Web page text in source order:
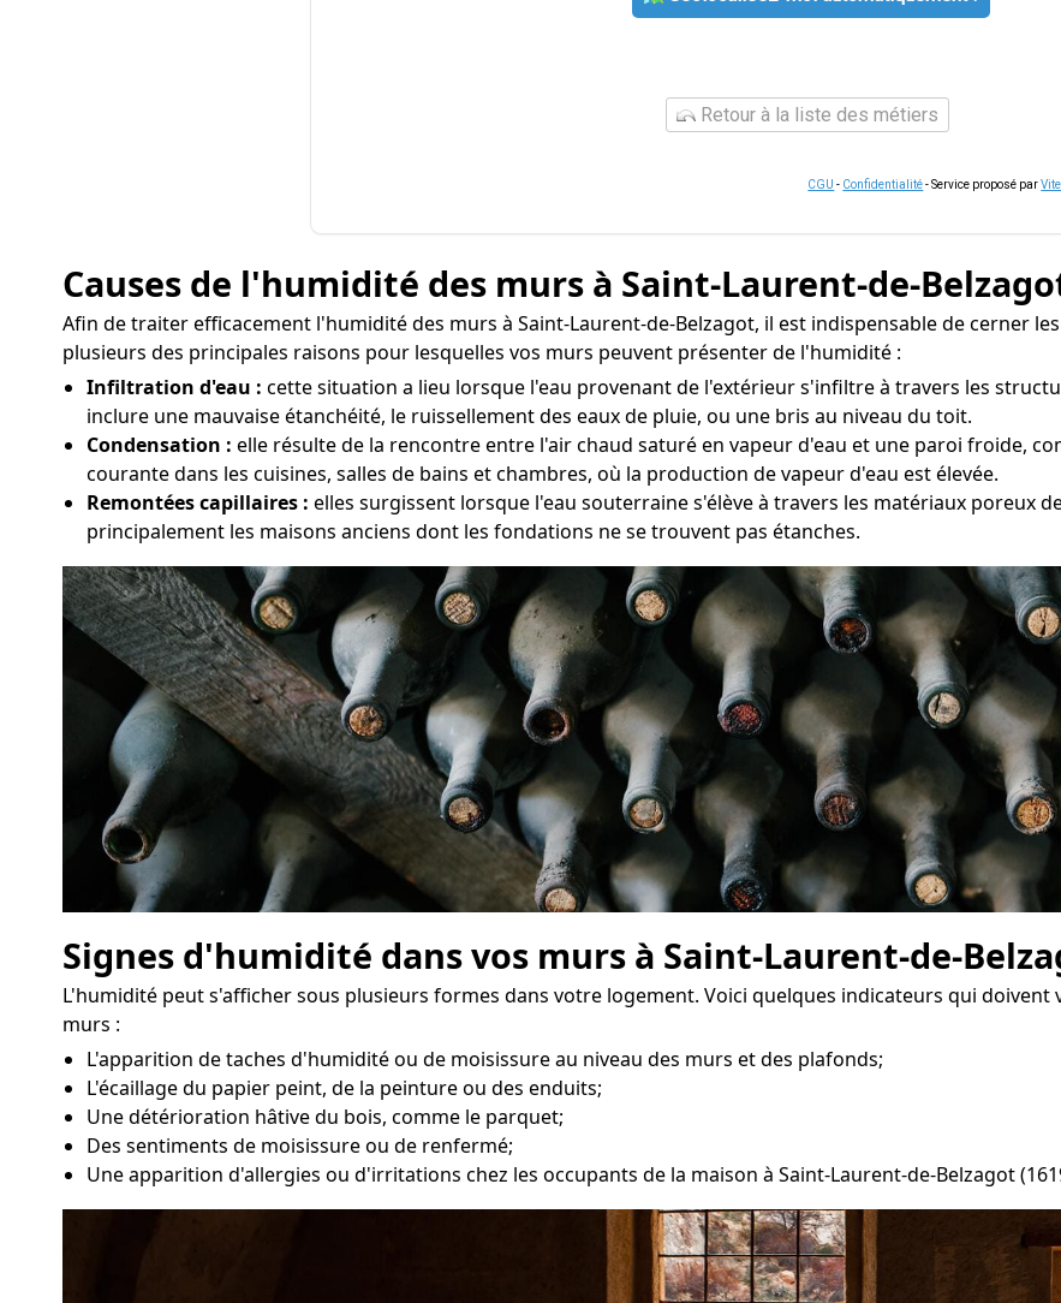
Retour à la liste des métiers
CGU - Confidentialité- Service proposé par
Causes de l'humidité des murs à Saint-Laurent-de-
Afin de traiter efficacement l'humidité des murs à Saint-Laurent-de-Belzagot, il est indispensable de cerner
plusieurs des principales raisons pour lesquelles vos murs peuvent présenter de l'humidité :
Infiltration d'eau : cette situation a lieu lorsque l'eau provenant de l'extérieur s'infiltre à travers les
inclure une mauvaise étanchéité, le ruissellement des eaux de pluie, ou une bris au niveau du toit.
Condensation : elle résulte de la rencontre entre l'air chaud saturé en vapeur d'eau et une paroi froide,
courante dans les cuisines, salles de bains et chambres, où la production de vapeur d'eau est élevée.
Remontées capillaires : elles surgissent lorsque l'eau souterraine s'élève à travers les matériaux poreux
principalement les maisons anciens dont les fondations ne se trouvent pas étanches.
Signes d'humidité dans vos murs à Saint-Laurent-de-
L'humidité peut s'afficher sous plusieurs formes dans votre logement. Voici quelques indicateurs qui
murs :
L'apparition de taches d'humidité ou de moisissure au niveau des murs et des plafonds;
L'écaillage du papier peint, de la peinture ou des enduits;
Une détérioration hâtive du bois, comme le parquet;
Des sentiments de moisissure ou de renfermé;
Une apparition d'allergies ou d'irritations chez les occupants de la maison à Saint-Laurent-de-Belzagot